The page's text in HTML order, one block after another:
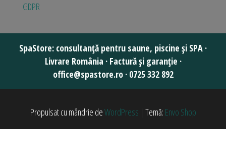
GDPR
Propulsat cu mândrie deWordPress | Temă: Envo Shop